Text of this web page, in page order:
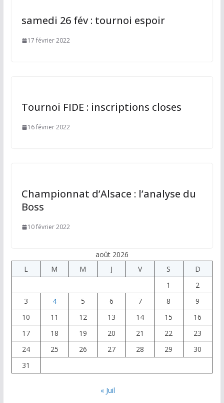
samedi 26 fév : tournoi espoir
17 février 2022
Tournoi FIDE : inscriptions closes
16 février 2022
Championnat d’Alsace : l’analyse du
Boss
10 février 2022
août 2026
L
M M J V S
D
1
2
3
4 5 6 7 8
9
10
11 12 13 14 15
16
17
18 19 20 21 22
23
24
25 26 27 28 29
30
31
« Juil